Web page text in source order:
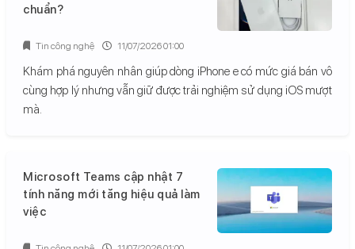
chuẩn?
Khám phá nguyên nhân giúp dòng iPhone e có mức giá bán vô
cùng hợp lý nhưng vẫn giữ được trải nghiệm sử dụng iOS mượt
mà.
Tin công nghệ 11/07/2026 01:00
Microsoft Teams cập nhật 7
tính năng mới tăng hiệu quả làm
việc